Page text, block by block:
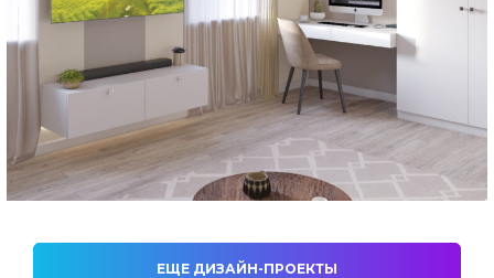
ЕЩЕ ДИЗАЙН-ПРОЕКТЫ